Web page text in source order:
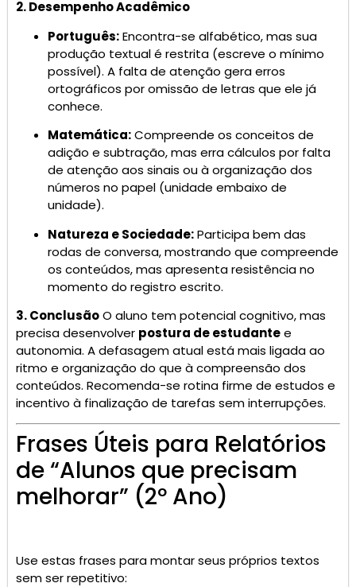
2. Desempenho Acadêmico
Português:Encontra-se alfabético, mas sua
produção textual é restrita (escreve o mínimo
possível). A falta de atenção gera erros
ortográficos por omissão de letras que ele já
conhece.
Matemática:Compreende os conceitos de
adição e subtração, mas erra cálculos por falta
de atenção aos sinais ou à organização dos
números no papel (unidade embaixo de
unidade).
Natureza e Sociedade:Participa bem das
rodas de conversa, mostrando que compreende
os conteúdos, mas apresenta resistência no
momento do registro escrito.
3. ConclusãoO aluno tem potencial cognitivo, mas
precisa desenvolver postura de estudantee
autonomia. A defasagem atual está mais ligada ao
ritmo e organização do que à compreensão dos
conteúdos. Recomenda-se rotina firme de estudos e
incentivo à finalização de tarefas sem interrupções.
Frases Úteis para Relatórios
de “Alunos que precisam
melhorar” (2º Ano)
Use estas frases para montar seus próprios textos
sem ser repetitivo: